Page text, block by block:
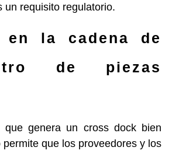
un requisito regulatorio.
en la cadena de
de piezas
que genera un cross dock bien
permite que los proveedores y los